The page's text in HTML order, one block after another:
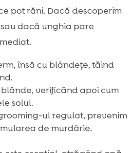
pot răni. Dacă descoperim
dacă unghia pare
însă cu blândețe, tăind
verificând apoi cum
solul.
ul regulat, prevenim
de murdărie.